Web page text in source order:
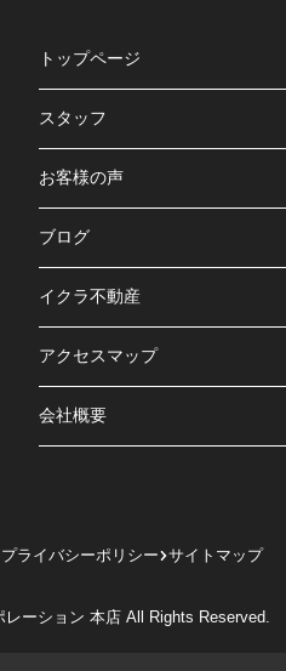
トップページ
スタッフ
お客様の声
ブログ
イクラ不動産
アクセスマップ
会社概要
プライバシーポリシー サイトマップ
ーション 本店 All Rights Reserved.